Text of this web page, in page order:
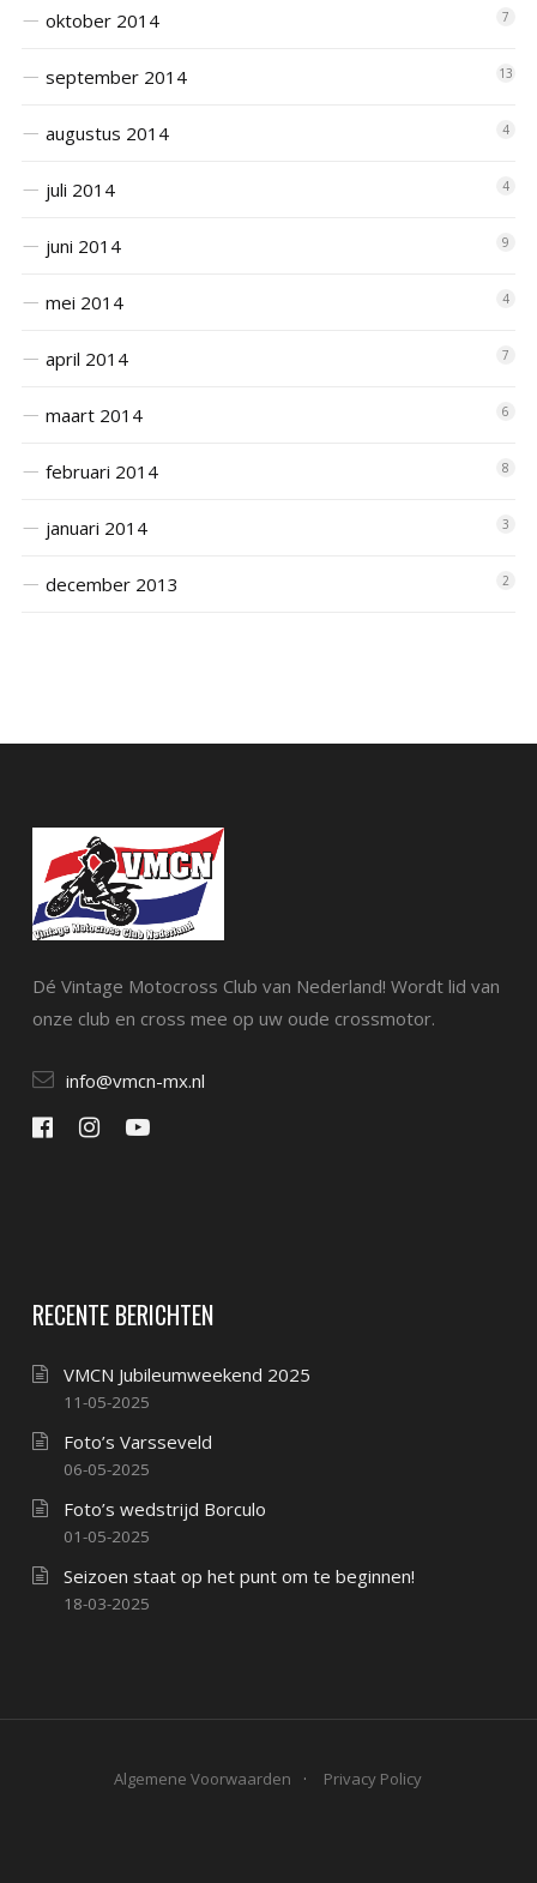
oktober 2014 7
september 2014 13
augustus 2014 4
juli 2014 4
juni 2014 9
mei 2014 4
april 2014 7
maart 2014 6
februari 2014 8
januari 2014 3
december 2013 2
Dé Vintage Motocross Club van Nederland! Wordt lid van
onze club en cross mee op uw oude crossmotor.
info@vmcn-mx.nl
RECENTE BERICHTEN
VMCN Jubileumweekend 2025
11-05-2025
Foto’s Varsseveld
06-05-2025
Foto’s wedstrijd Borculo
01-05-2025
Seizoen staat op het punt om te beginnen!
18-03-2025
Algemene Voorwaarden Privacy Policy